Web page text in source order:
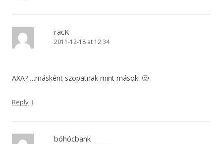
racK
2011-12-18 at 12:34
AXA? …másként szopatnak mint mások! 🙂
Reply ↓
bóhócbank